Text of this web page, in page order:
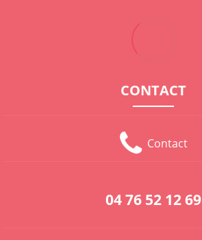
CONTACT
Contact
04 76 52 12 69